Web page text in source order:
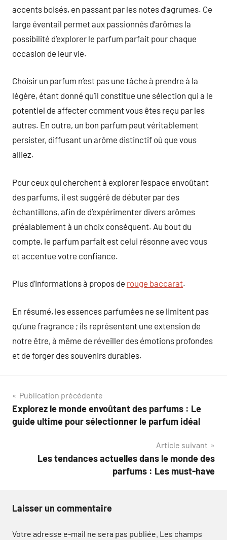
accents boisés, en passant par les notes d’agrumes. Ce
large éventail permet aux passionnés d’arômes la
possibilité d’explorer le parfum parfait pour chaque
occasion de leur vie.
Choisir un parfum n’est pas une tâche à prendre à la
légère, étant donné qu’il constitue une sélection qui a le
potentiel de affecter comment vous êtes reçu par les
autres. En outre, un bon parfum peut véritablement
persister, diffusant un arôme distinctif où que vous
alliez.
Pour ceux qui cherchent à explorer l’espace envoûtant
des parfums, il est suggéré de débuter par des
échantillons, afin de d’expérimenter divers arômes
préalablement à un choix conséquent. Au bout du
compte, le parfum parfait est celui résonne avec vous
et accentue votre confiance.
Plus d’informations à propos de rouge baccarat.
En résumé, les essences parfumées ne se limitent pas
qu’une fragrance ; ils représentent une extension de
notre être, à même de réveiller des émotions profondes
et de forger des souvenirs durables.
Navigation
de
Publication précédente
Explorez le monde envoûtant des parfums : Le
guide ultime pour sélectionner le parfum idéal
Article suivant
Les tendances actuelles dans le monde des
parfums : Les must-have
Laisser un commentaire
Votre adresse e-mail ne sera pas publiée. Les champs